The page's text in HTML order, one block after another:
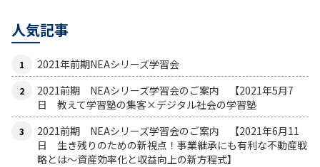
人気記事
2021年前期NEAシリーズ学習会
2021前期 NEAシリーズ学習会のご案内 【2021年5月7
日 教えて学習塾の集客×デジタル社会の学習塾
2021前期 NEAシリーズ学習会のご案内 【2021年6月11
日 生き残りのための新視点！事業継承にも有利な不動産戦
略とは〜資産効率化と収益向上の新方程式】